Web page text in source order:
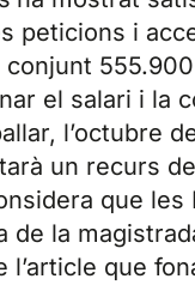
peticions i
el salari i la
l’octubre
un recurs
que les
de la
que